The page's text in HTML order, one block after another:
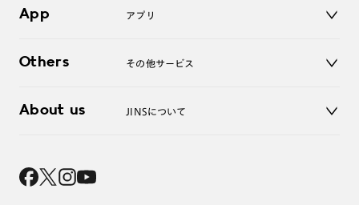
よくあるご質問
お問い合わせ
App アプリ
Others その他サービス
レンズ交換
About us JINSについて
採用情報